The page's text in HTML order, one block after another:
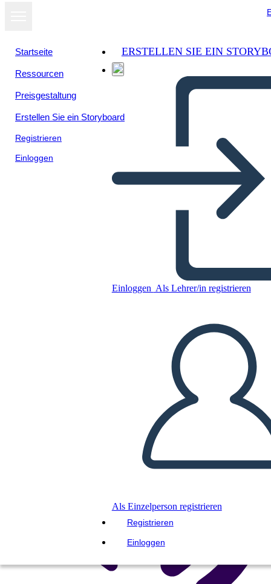
Startseite
Ressourcen
Preisgestaltung
Erstellen Sie ein Storyboard
Registrieren
Einloggen
ERSTELLEN SIE EIN
Einloggen Als Lehrer/in registrieren
Als Einzelperson registrieren
Registrieren
Einloggen
Kopieren Sie dieses Storyboard
DIASHOW ABSPIELEN
LIES MIR VOR